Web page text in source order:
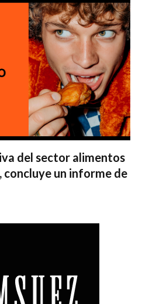
del sector alimentos
concluye un informe de